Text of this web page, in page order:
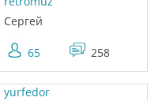
Сергей
65 258
yurfedor